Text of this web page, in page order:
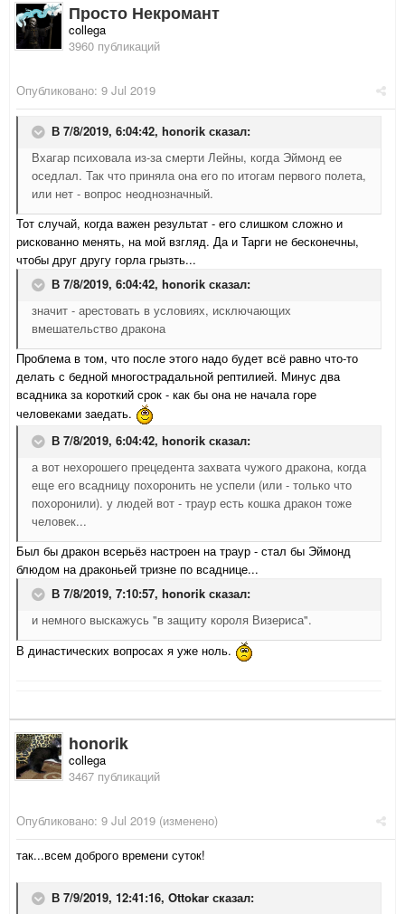
Просто Некромант
collega
3960 публикаций
Опубликовано: 9 Jul 2019
В 7/8/2019, 6:04:42, honorik сказал:
Вхагар психовала из-за смерти Лейны, когда Эймонд ее
оседлал. Так что приняла она его по итогам первого полета,
или нет - вопрос неоднозначный.
Тот случай, когда важен результат - его слишком сложно и
рискованно менять, на мой взгляд. Да и Тарги не бесконечны,
чтобы друг другу горла грызть...
В 7/8/2019, 6:04:42, honorik сказал:
значит - арестовать в условиях, исключающих
вмешательство дракона
Проблема в том, что после этого надо будет всё равно что-то
делать с бедной многострадальной рептилией. Минус два
всадника за короткий срок - как бы она не начала горе
человеками заедать.
В 7/8/2019, 6:04:42, honorik сказал:
а вот нехорошего прецедента захвата чужого дракона, когда
еще его всадницу похоронить не успели (или - только что
похоронили). у людей вот - траур есть кошка дракон тоже
человек...
Был бы дракон всерьёз настроен на траур - стал бы Эймонд
блюдом на драконьей тризне по всаднице...
В 7/8/2019, 7:10:57, honorik сказал:
и немного выскажусь "в защиту короля Визериса".
В династических вопросах я уже ноль.
honorik
collega
3467 публикаций
Опубликовано: 9 Jul 2019 (изменено)
так...всем доброго времени суток!
В 7/9/2019, 12:41:16, Ottokar сказал: